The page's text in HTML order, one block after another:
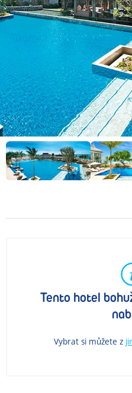
Tento hotel
Vybrat si můžete z